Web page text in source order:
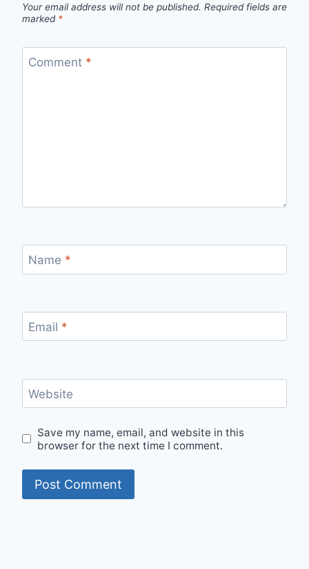
Your email address will not be published. Required fields are
marked *
Comment *
Name *
Email *
Website
Save my name, email, and website in this
browser for the next time I comment.